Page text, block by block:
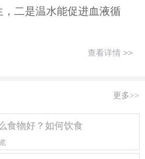
二是温水能促进血液循
查看详情 >>
更多>>
食物好？如何饮食